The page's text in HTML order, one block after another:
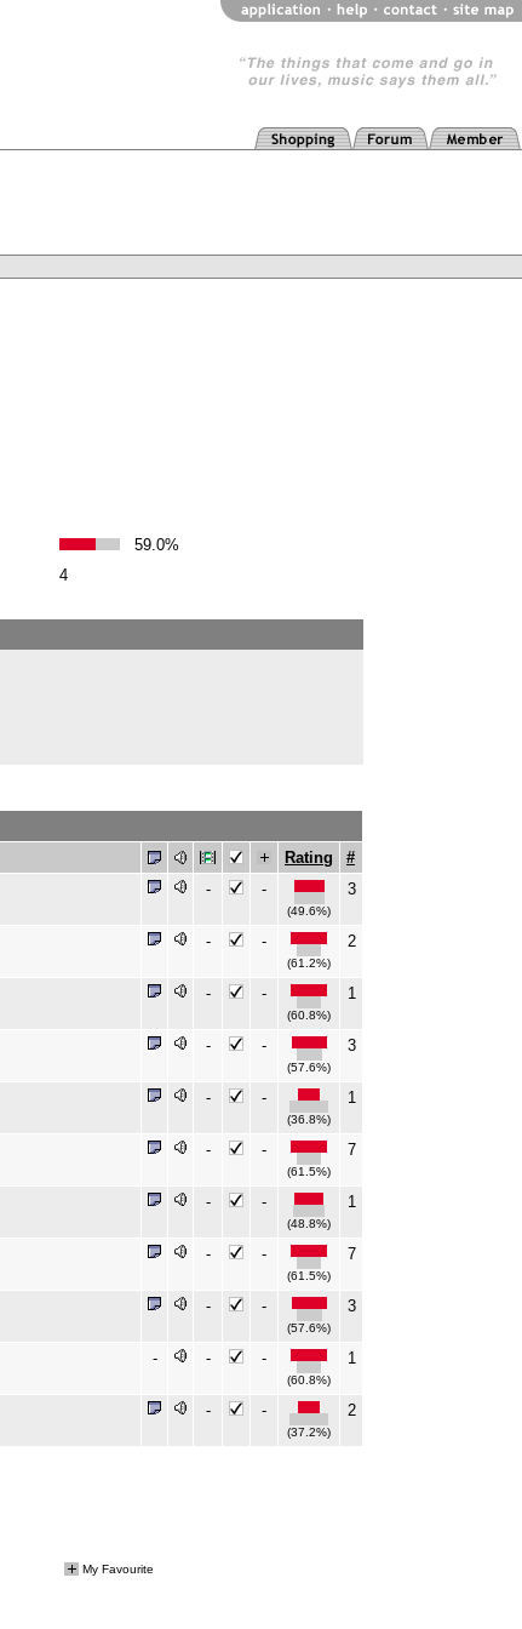
59.0%
4
Rating
#
- -
(49.6%)
3
- -
(61.2%)
2
- -
(60.8%)
1
- -
(57.6%)
3
- -
(36.8%)
1
- -
(61.5%)
7
- -
(48.8%)
1
- -
(61.5%)
7
- -
(57.6%)
3
- - -
(60.8%)
1
- -
(37.2%)
2
My Favourite